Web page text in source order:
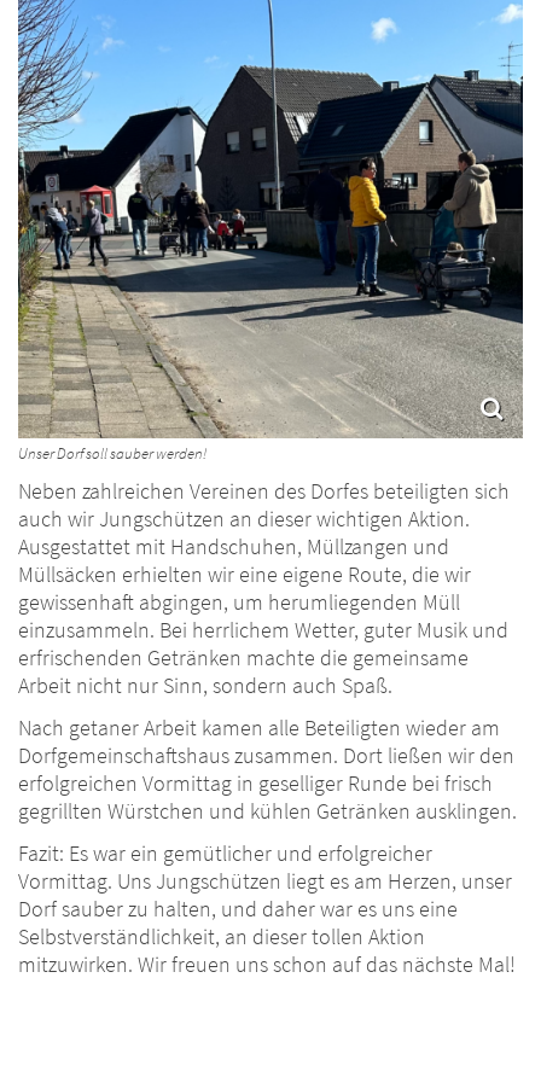
Unser Dorf soll sauber werden!
Neben zahlreichen Vereinen des Dorfes beteiligten sich
auch wir Jungschützen an dieser wichtigen Aktion.
Ausgestattet mit Handschuhen, Müllzangen und
Müllsäcken erhielten wir eine eigene Route, die wir
gewissenhaft abgingen, um herumliegenden Müll
einzusammeln. Bei herrlichem Wetter, guter Musik und
erfrischenden Getränken machte die gemeinsame
Arbeit nicht nur Sinn, sondern auch Spaß.
Nach getaner Arbeit kamen alle Beteiligten wieder am
Dorfgemeinschaftshaus zusammen. Dort ließen wir den
erfolgreichen Vormittag in geselliger Runde bei frisch
gegrillten Würstchen und kühlen Getränken ausklingen.
Fazit: Es war ein gemütlicher und erfolgreicher
Vormittag. Uns Jungschützen liegt es am Herzen, unser
Dorf sauber zu halten, und daher war es uns eine
Selbstverständlichkeit, an dieser tollen Aktion
mitzuwirken. Wir freuen uns schon auf das nächste Mal!